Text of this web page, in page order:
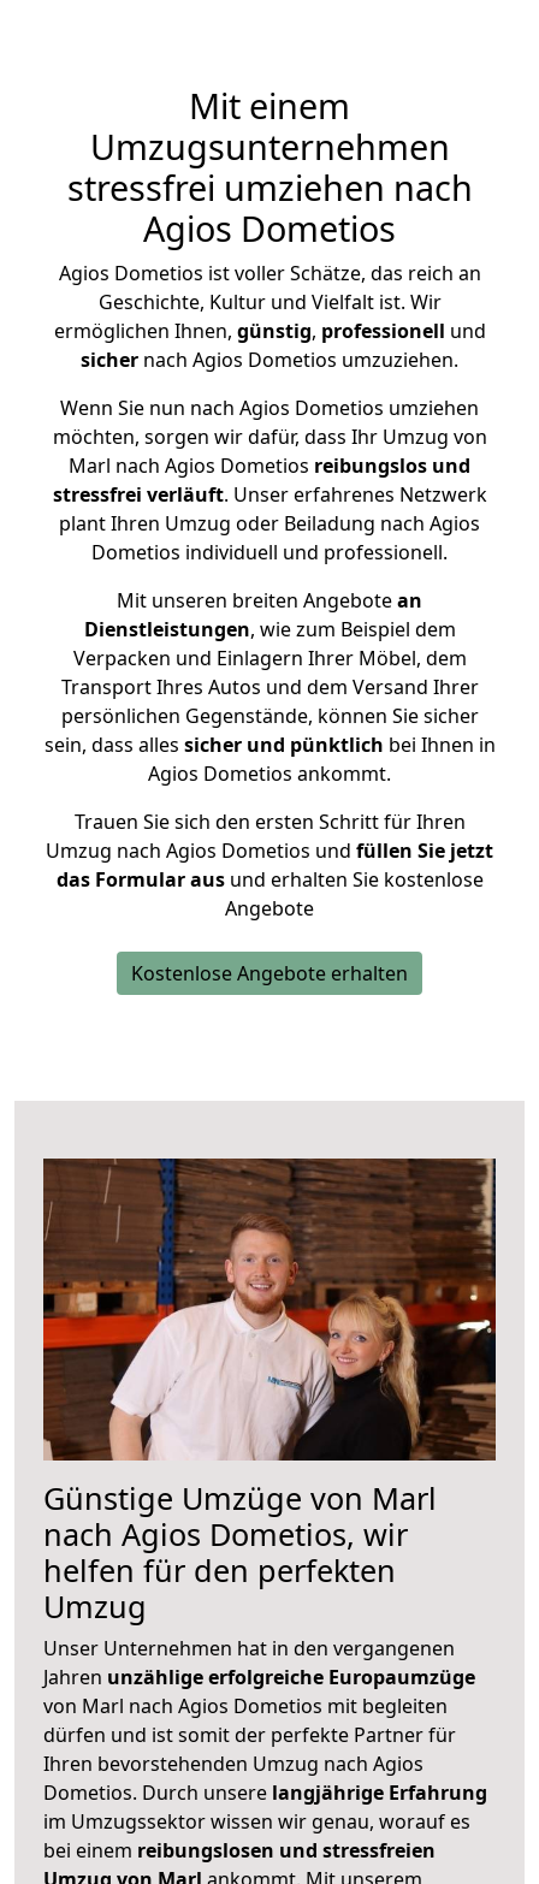
Mit einem
Umzugsunternehmen
stressfrei umziehen nach
Agios Dometios
Agios Dometios ist voller Schätze, das reich an
Geschichte, Kultur und Vielfalt ist. Wir
ermöglichen Ihnen, günstig, professionell und
sicher nach Agios Dometios umzuziehen.
Wenn Sie nun nach Agios Dometios umziehen
möchten, sorgen wir dafür, dass Ihr Umzug von
Marl nach Agios Dometios reibungslos und
stressfrei verläuft. Unser erfahrenes Netzwerk
plant Ihren Umzug oder Beiladung nach Agios
Dometios individuell und professionell.
Mit unseren breiten Angebotean
Dienstleistungen, wie zum Beispiel dem
Verpacken und Einlagern Ihrer Möbel, dem
Transport Ihres Autos und dem Versand Ihrer
persönlichen Gegenstände, können Sie sicher
sein, dass alles sicher und pünktlich bei Ihnen in
Agios Dometios ankommt.
Trauen Sie sich den ersten Schritt für Ihren
Umzug nach Agios Dometios und füllen Sie jetzt
das Formular ausund erhalten Sie kostenlose
Angebote
Kostenlose Angebote erhalten
Günstige Umzüge von Marl
nach Agios Dometios, wir
helfen für den perfekten
Umzug
Unser Unternehmen hat in den vergangenen
Jahren unzählige erfolgreiche Europaumzüge
von Marl nach Agios Dometios mit begleiten
dürfen und ist somit der perfekte Partner für
Ihren bevorstehenden Umzug nach Agios
Dometios. Durch unsere langjährige Erfahrung
im Umzugssektor wissen wir genau, worauf es
bei einem reibungslosen und stressfreien